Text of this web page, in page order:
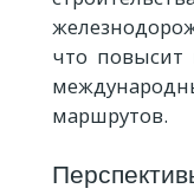
что повысит
маршрутов.